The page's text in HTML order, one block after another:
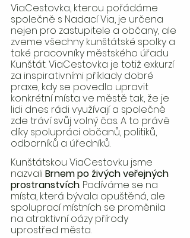
ViaCestovka, kterou pořádáme
společně s Nadací Via, je určena
nejen pro zastupitele a občany, ale
zveme všechny kunštátské spolky a
také pracovníky městského úřadu
Kunštát. ViaCestovka je totiž exkurzí
za inspirativními příklady dobré
praxe, kdy se povedlo upravit
konkrétní místa ve městě tak, že je
lidi dnes rádi využívají a společně
zde tráví svůj volný čas. A to právě
díky spolupráci občanů, politiků,
odborníků a úředníků.
Kunštátskou ViaCestovku jsme
nazvali Brnem po živých veřejných
prostranstvích. Podíváme se na
místa, která bývala opuštěná, ale
spoluprací místních se proměnila
na atraktivní oázy přírody
uprostřed města.